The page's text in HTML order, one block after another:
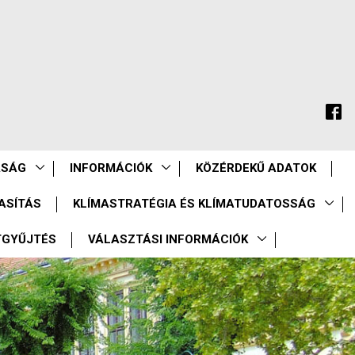
INFORMÁCIÓK KÖZÉRDEKŰ ADATOK
KLÍMASTRATÉGIA ÉS KLÍMATUDATOSSÁG
VÁLASZTÁSI INFORMÁCIÓK